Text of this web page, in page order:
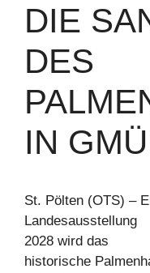
DIE
DES
IN
St. Pölten (OTS) –
Landesausstellung
2028 wird das
historische